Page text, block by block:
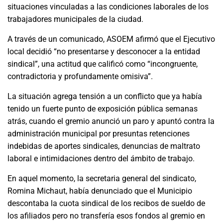
situaciones vinculadas a las condiciones laborales de los
trabajadores municipales de la ciudad.
A través de un comunicado, ASOEM afirmó que el Ejecutivo
local decidió “no presentarse y desconocer a la entidad
sindical”, una actitud que calificó como “incongruente,
contradictoria y profundamente omisiva”.
La situación agrega tensión a un conflicto que ya había
tenido un fuerte punto de exposición pública semanas
atrás, cuando el gremio anunció un paro y apuntó contra la
administración municipal por presuntas retenciones
indebidas de aportes sindicales, denuncias de maltrato
laboral e intimidaciones dentro del ámbito de trabajo.
En aquel momento, la secretaria general del sindicato,
Romina Michaut, había denunciado que el Municipio
descontaba la cuota sindical de los recibos de sueldo de
los afiliados pero no transfería esos fondos al gremio en